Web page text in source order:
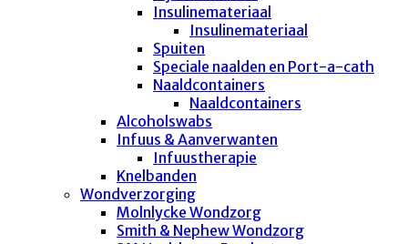
Insulinemateriaal
Insulinemateriaal
Spuiten
Speciale naalden en Port-a-cath
Naaldcontainers
Naaldcontainers
Alcoholswabs
Infuus & Aanverwanten
Infuustherapie
Knelbanden
Wondverzorging
Molnlycke Wondzorg
Smith & Nephew Wondzorg